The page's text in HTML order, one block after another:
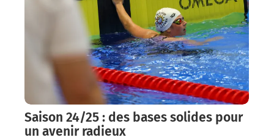
Saison 24/25 : des bases solides pour
un avenir radieux